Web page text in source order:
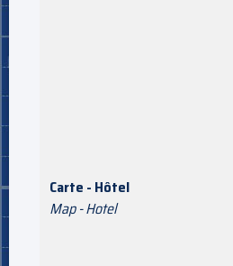
Carte - Hôtel
Map - Hotel